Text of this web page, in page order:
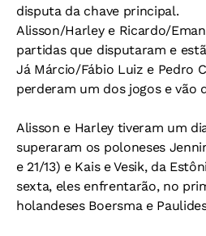
disputa da chave principal.
Alisson/Harley e Ricardo/
partidas que disputaram e
Já Márcio/Fábio Luiz e Pedro
perderam um dos jogos e vão
Alisson e Harley tiveram um
superaram os poloneses
e 21/13) e Kais e Vesik, da
sexta, eles enfrentarão, no
holandeses Boersma e